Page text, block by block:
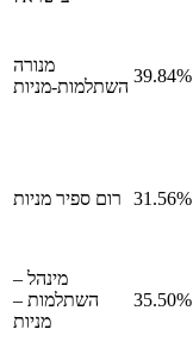
מנורה
השתלמות-מניות
39.84%
רום ספיר מניות 31.56%
מינהל –
השתלמות –
מניות
35.50%